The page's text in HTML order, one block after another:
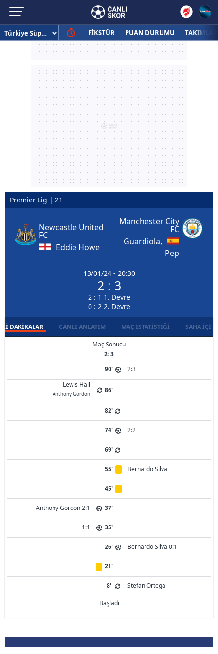
FİKSTÜR PUAN DURUMU TAKIMLAR
Premier Lig | 21
Newcastle United
FC
Eddie Howe
13/01/24 - 20:30
2 : 3
2 : 1 1. Devre
0 : 2 2. Devre
Manchester City
FC
Guardiola,
Pep
DAKIKALAR CANLI ANLATIM MAÇ İSTATISTIĞI SAHA İÇI
Maç Sonucu
2: 3
90'
2:3
Lewis Hall
Anthony Gordon 86'
82'
74' 2:2
69'
55' Bernardo Silva
45'
Anthony Gordon 2:1 37'
1:1 35'
26' Bernardo Silva 0:1
21'
8' Stefan Ortega
Başladı